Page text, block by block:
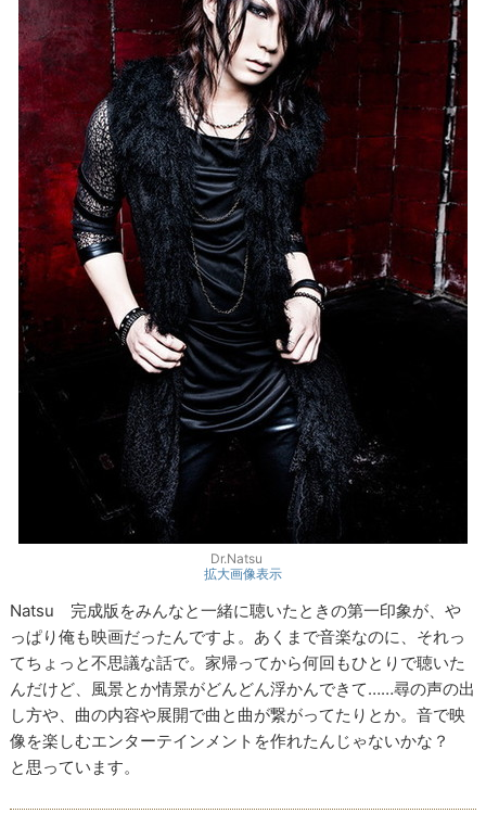
Dr.Natsu
拡大画像表示
Natsu 完成版をみんなと一緒に聴いたときの第一印象が、や
っぱり俺も映画だったんですよ。あくまで音楽なのに、それっ
てちょっと不思議な話で。家帰ってから何回もひとりで聴いた
んだけど、風景とか情景がどんどん浮かんできて……尋の声の出
し方や、曲の内容や展開で曲と曲が繋がってたりとか。音で映
像を楽しむエンターテインメントを作れたんじゃないかな？
と思っています。